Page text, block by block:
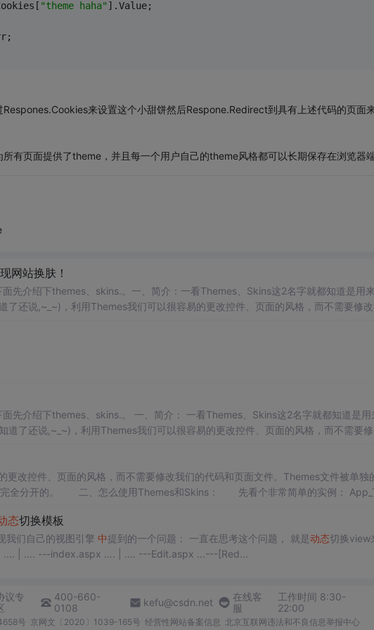
"theme haha" ].Value;
来设置这个小甜饼然后Respone.Redirect到具有上述代码的页面
有页面提供了theme，并且每一个用户自己的theme风格都可以长期保存在浏览器端
网站换肤！
先介绍下themes、skins.。一、简介：一看Themes、Skins这2名字就都知道是用
了还说,~_~)，利用Themes我们可以很容易的更改控件、页面的风格，而不需要修改
风格，而不需要修改我们的代码和页面文件。Themes文件被单独的放在1个
先介绍下themes、skins.。 一、简介： 一看Themes、Skins这2名字就都知道是用
道了还说,~_~)，利用Themes我们可以很容易的更改控件、页面的风格，而不需要修
控件、页面的风格，而不需要修改我们的代码和页面文件。Themes文件被单独
完全分开的。 二、怎么使用Themes和Skins： 先看个非常简单的实例：
态切换模板
我们自己的视图引擎 中提到的一个问题： 一直在思考这个问题， 就是动态切换view
| .... ---index.aspx .... | .... ---Edit.aspx ...---[Red...
议专
400-660-
0108
kefu@csdn.net
在线客
服
工作时间 8:30-
22:00
号 京网文〔2020〕1039-165号 经营性网站备案信息 北京互联网违法和不良信息举报中心